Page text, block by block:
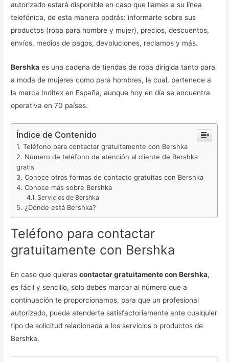
autorizado estará disponible en caso que llames a su línea
telefónica, de esta manera podrás: informarte sobre sus
productos (ropa para hombre y mujer), precios, descuentos,
envíos, medios de pagos, devoluciones, reclamos y más.
Bershka es una cadena de tiendas de ropa dirigida tanto para
a moda de mujeres como para hombres, la cual, pertenece a
la marca Inditex en España, aunque hoy en día se encuentra
operativa en 70 países.
Índice de Contenido
Teléfono para contactar gratuitamente con Bershka
Número de teléfono de atención al cliente de Bershka
gratis
Conoce otras formas de contacto gratuitas con Bershka
Conoce más sobre Bershka
Servicios de Bershka
¿Dónde está Bershka?
Teléfono para contactar
gratuitamente con Bershka
En caso que quierascontactar gratuitamente con Bershka,
es fácil y sencillo, solo debes marcar al número que a
continuación te proporcionamos, para que un profesional
autorizado, pueda atenderte satisfactoriamente ante cualquier
tipo de solicitud relacionada a los servicios o productos de
Bershka.